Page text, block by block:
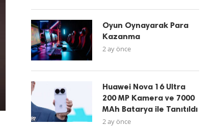
Oyun Oynayarak Para
Kazanma
2 ay önce
Huawei Nova 16 Ultra
200 MP Kamera ve 7000
MAh Batarya ile Tanıtıldı
2 ay önce